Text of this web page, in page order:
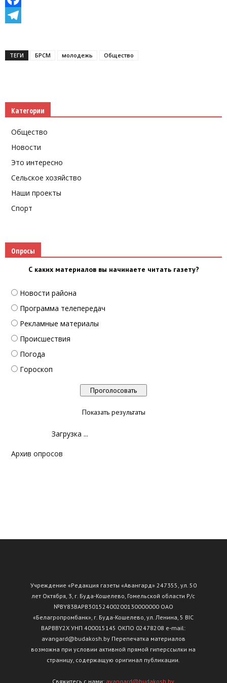
Facebook
ТЕГИ БРСМ молодежь Общество
Категории
Общество
Новости
Это интересно
Сельское хозяйство
Наши проекты
Спорт
Опросы
С каких материалов вы начинаете читать газету?
Новости района
Программа телепередач
Рекламные материалы
Происшествия
Погода
Гороскоп
Показать результаты
Загрузка ...
Архив опросов
Учреждение «Редакция газеты «Авангард» 247355, ул. 50
лет Октября, 3, г. Буда-Кошелево, Гомельской области Р/с
№ВY83ВАРВ30152400200130000000 ОАО
«Белагропромбанк», г. Буда-Кошелево, ул. Ленина, 5 BIC
BAPBBY2X УНП 400015145 ОКПО 02478208 e-mail:
avangard@budakosh.by Перепечатка материалов
возможна при условии активной прямой гиперссылки на
страницу, содержащую оригинал публикации.
Свяжитесь с нами: avangard@budakosh.by